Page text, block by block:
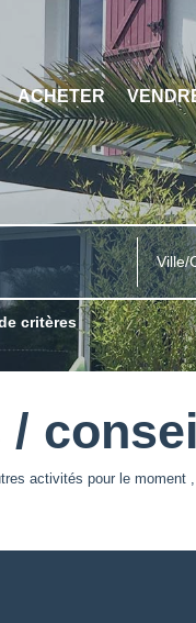
ACHETER
Ville/
critères
activités pour le moment